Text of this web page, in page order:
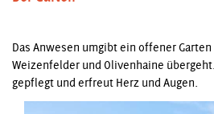
Das Anwesen umgibt ein offener
Weizenfelder und Olivenhaine
gepflegt und erfreut Herz und Augen.